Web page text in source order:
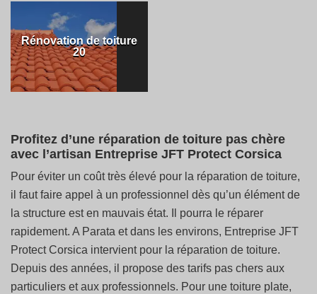
Rénovation de toiture
20
Profitez d’une réparation de toiture pas chère
avec l’artisan Entreprise JFT Protect Corsica
Pour éviter un coût très élevé pour la réparation de toiture,
il faut faire appel à un professionnel dès qu’un élément de
la structure est en mauvais état. Il pourra le réparer
rapidement. A Parata et dans les environs, Entreprise JFT
Protect Corsica intervient pour la réparation de toiture.
Depuis des années, il propose des tarifs pas chers aux
particuliers et aux professionnels. Pour une toiture plate,